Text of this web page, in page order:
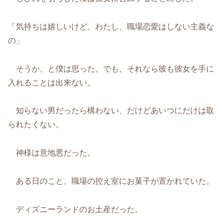
「気持ちは嬉しいけど、わたし、職場恋愛はしない主義な
の」
そうか、と僕は思った。でも、それなら彼も彼女を手に
入れることは出来ない。
知らない男だったら構わない、だけどあいつにだけは取
られたくない。
神様は意地悪だった。
ある日のこと、職場の控え室にお菓子が置かれていた。
ディズニーランドのお土産だった。